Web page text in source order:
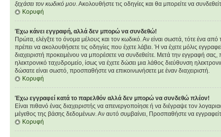
ξεχάσει τον κωδικό μου . Ακολουθήστε τις οδηγίες και θα μπορείτε να
Κορυφή
Έχω κάνει εγγραφή, αλλά δεν μπορώ να συνδεθώ!
Πρώτα, ελέγξτε το όνομα μέλους και τον κωδικό. Αν είναι σωστά, τότε ένα
πρέπει να ακολουθήσετε τις οδηγίες που έχετε λάβει. Ή να έχετε μόλις
διαχειριστή προκειμένου να μπορέσετε να συνδεθείτε. Μετά την εγγραφή σας,
ηλεκτρονικό ταχυδρομείο, ίσως να έχετε δώσει μια λάθος διεύθυνση
δώσατε είναι σωστό, προσπαθήστε να επικοινωνήσετε με έναν διαχειριστή.
Κορυφή
Έχω εγγραφεί κατά το παρελθόν αλλά δεν μπορώ να συνδεθώ πλέον!
Είναι πιθανό ένας διαχειριστής να απενεργοποίησε ή να διέγραψε τον
μέγεθος της βάσης δεδομένων. Αν αυτό συμβαίνει, Προσπαθήστε να
Κορυφή